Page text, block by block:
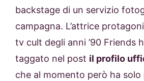
backstage di un servizio
campagna. L’attrice
tv cult degli anni ’90 Friends
taggato nel post il profilo
che al momento però ha solo